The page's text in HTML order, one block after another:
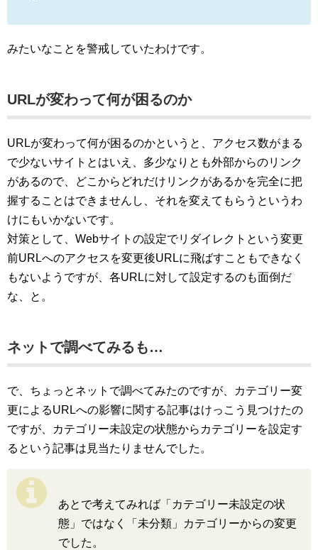
みたいなことを警戒していたわけです。
URLが変わって何が困るのか
URLが変わって何が困るのかというと、アクセス数がまる
で少ないサイトとはいえ、多少なりとも外部からのリンク
があるので、どこからどれだけリンクがあるかを完全に把
握することはできませんし、それを変えてもらうというわ
けにもいかないです。
対策として、Webサイトの設定でリダイレクトという変更
前URLへのアクセスを変更後URLに飛ばすこともできなく
もないようですが、各URLに対して設定するのも面倒だ
な、と。
ネットで調べてみるも…
で、ちょっとネットで調べてみたのですが、カテゴリー変
更によるURLへの影響に関する記事はけっこう見つけたの
ですが、カテゴリー未設定の状態からカテゴリーを設定す
るという記事は見当たりませんでした。
あとで考えてみれば「カテゴリー未設定の状
態」ではなく「未分類」カテゴリーからの変更
でした。